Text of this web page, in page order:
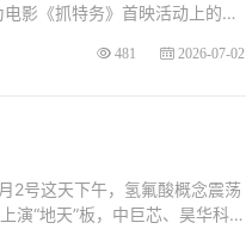
影《抓特务》首映活动上的一
481 2026-07-02
2号这天下午，氢氟酸概念震荡
演“地天”板，中巨芯、昊华科